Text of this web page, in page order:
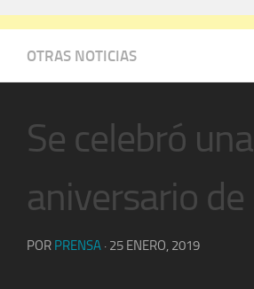
OTRAS NOTICIAS
Se celebró
aniversario
POR PRENSA · 25 ENERO, 2019